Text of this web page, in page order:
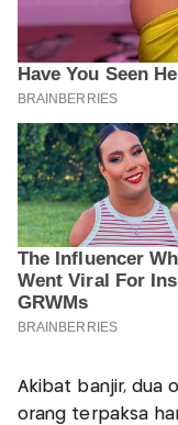
Akibat banjir, dua
orang terpaksa